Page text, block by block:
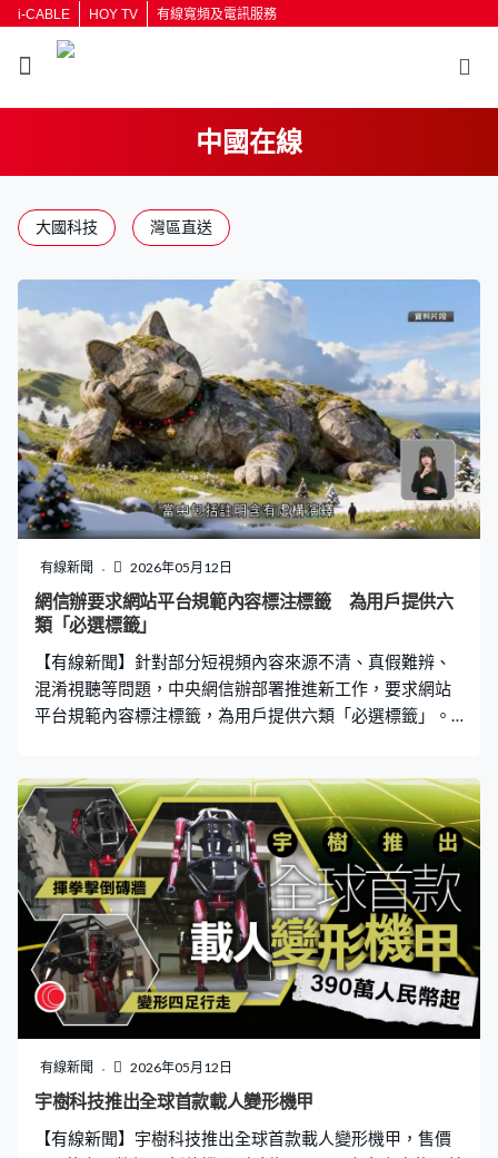
i-CABLE HOY TV 有線寬頻及電訊服務
中國在線
大國科技 灣區直送
有線新聞 2026年05月12日
網信辦要求網站平台規範內容標注標籤 為用戶提供六
類「必選標籤」
【有線新聞】針對部分短視頻內容來源不清、真假難辨、
混淆視聽等問題，中央網信辦部署推進新工作，要求網站
平台規範內容標注標籤，為用戶提供六類「必選標籤」。
「無需標註」，而該標籤不會在畫面上呈現。當局今年初
起指導網站平台清理52萬條，涉及虛假擺拍等違規影片，
處罰6.8萬個違規賬號。當局亦於3月時指導抖音、快手、
騰訊、小紅書等12個平台試行標注標籤做法進行測試，下
一步將加大督促和監督檢查力度，對違規平台依法嚴懲並
公開曝光。
有線新聞 2026年05月12日
宇樹科技推出全球首款載人變形機甲
【有線新聞】宇樹科技推出全球首款載人變形機甲，售價